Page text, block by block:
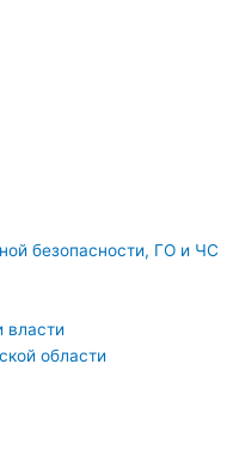
безопасности, ГО и ЧС
власти
области